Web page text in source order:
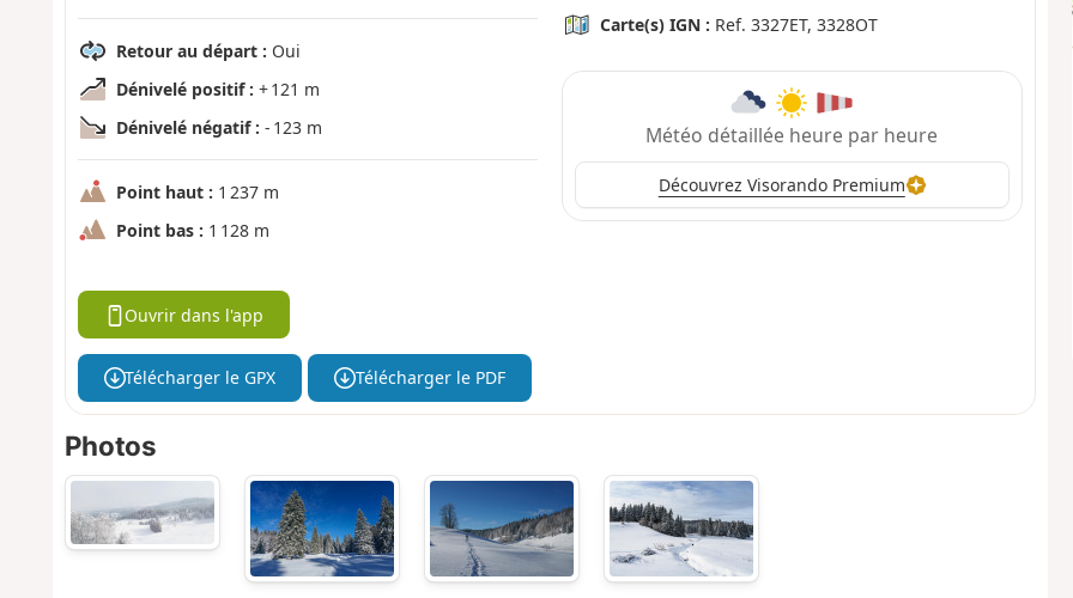
Retour au départ : Oui
Dénivelé positif : + 121 m
Dénivelé négatif : - 123 m
Point haut : 1 237 m
Point bas : 1 128 m
Carte(s) IGN : Ref. 3327ET, 3328OT
Météo détaillée heure par heure
Découvrez Visorando Premium
Ouvrir dans l'app
Télécharger le GPX Télécharger le PDF
Photos